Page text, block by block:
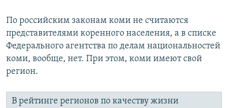
По российским законам коми не считаются
представителями коренного населения, а в списке
Федерального агентства по делам национальностей
коми, вообще, нет. При этом, коми имеют свой
регион.
В рейтинге регионов по качеству жизни